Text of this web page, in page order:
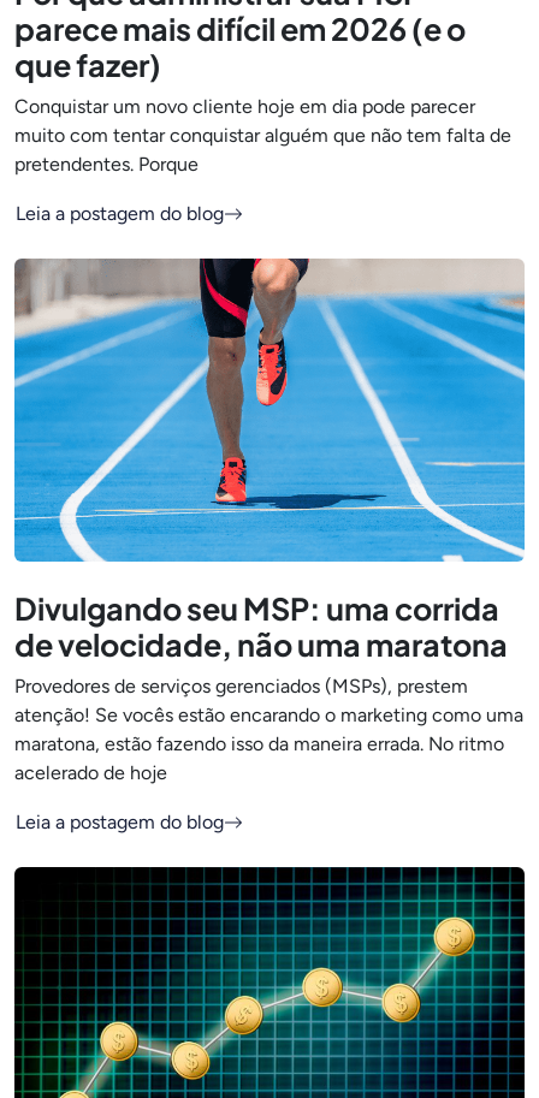
parece mais difícil em 2026 (e o
que fazer)
Conquistar um novo cliente hoje em dia pode parecer
muito com tentar conquistar alguém que não tem falta de
pretendentes. Porque
Leia a postagem do blog
Divulgando seu MSP: uma corrida
de velocidade, não uma maratona
Provedores de serviços gerenciados (MSPs), prestem
atenção! Se vocês estão encarando o marketing como uma
maratona, estão fazendo isso da maneira errada. No ritmo
acelerado de hoje
Leia a postagem do blog